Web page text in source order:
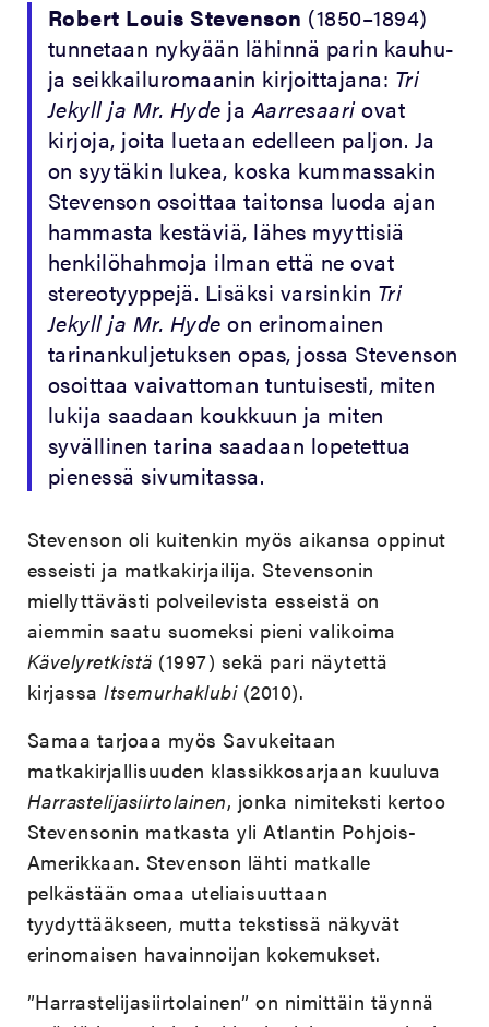
Robert Louis Stevenson (1850–1894)
tunnetaan nykyään lähinnä parin kauhu-
ja seikkailuromaanin kirjoittajana: Tri
Jekyll ja Mr. Hyde jaAarresaariovat
kirjoja, joita luetaan edelleen paljon. Ja
on syytäkin lukea, koska kummassakin
Stevenson osoittaa taitonsa luoda ajan
hammasta kestäviä, lähes myyttisiä
henkilöhahmoja ilman että ne ovat
stereotyyppejä. Lisäksi varsinkin Tri
Jekyll ja Mr. Hydeon erinomainen
tarinankuljetuksen opas, jossa Stevenson
osoittaa vaivattoman tuntuisesti, miten
lukija saadaan koukkuun ja miten
syvällinen tarina saadaan lopetettua
pienessä sivumitassa.
Stevenson oli kuitenkin myös aikansa oppinut
esseisti ja matkakirjailija. Stevensonin
miellyttävästi polveilevista esseistä on
aiemmin saatu suomeksi pieni valikoima
Kävelyretkistä (1997) sekä pari näytettä
kirjassaItsemurhaklubi (2010).
Samaa tarjoaa myös Savukeitaan
matkakirjallisuuden klassikkosarjaan kuuluva
Harrastelijasiirtolainen, jonka nimiteksti kertoo
Stevensonin matkasta yli Atlantin Pohjois-
Amerikkaan. Stevenson lähti matkalle
pelkästään omaa uteliaisuuttaan
tyydyttääkseen, mutta tekstissä näkyvät
erinomaisen havainnoijan kokemukset.
”Harrastelijasiirtolainen” on nimittäin täynnä